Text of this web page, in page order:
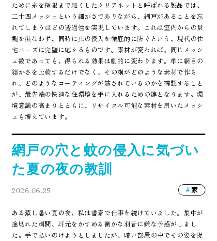
ために糸を極限まで細くしたクリアネットと呼ばれる製品では、
二十四メッシュという細かさでありながら、網戸があることを忘
れてしまうほどの透過性を実現しています。これは室内からの景
観を損なわず、同時に虫の侵入を徹底的に防ぐという、現代の住
宅ニーズに完璧に応えるものです。素材が変われば、同じメッシ
ュ数であっても、得られる効果は劇的に変わります。単に網目の
細かさを比較するだけでなく、その網がどのような素材で作ら
れ、どのようなコーティングが施されているのかを確認すること
が、最先端の快適な住環境を手に入れるための鍵となります。環
境意識の高まりとともに、リサイクル可能な素材を用いたメッシ
ュも増えています。
網戸の穴と蚊の侵入に気づい
た夏の夜の教訓
2026.06.25 家
ある蒸し暑い夏の夜、私は書斎で仕事を続けていました。集中が
途切れた瞬間、耳元をかすめる微かな羽音に嫌な予感がしまし
た。手で払いのけようとしましたが、暗い部屋の中でその姿を捉